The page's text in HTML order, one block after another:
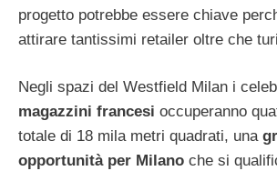
progetto potrebbe essere chiave
attirare tantissimi retailer oltre che
Negli spazi del Westfield Milan i
magazzini francesi occuperanno
totale di 18 mila metri quadrati, una
opportunità per Milano che si